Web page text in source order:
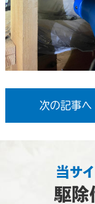
次の記事へ
当サ
駆除